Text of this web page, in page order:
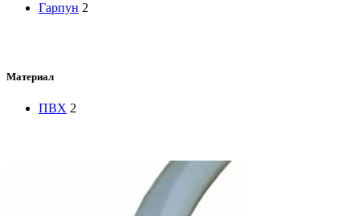
Гарпун 2
Материал
ПВХ 2